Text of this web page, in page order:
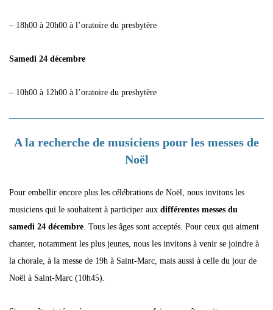
– 18h00 à 20h00 à l’oratoire du presbytère
Samedi 24 décembre
– 10h00 à 12h00 à l’oratoire du presbytère
A la recherche de musiciens pour les messes de
Noël
Pour embellir encore plus les célébrations de Noël, nous invitons les
musiciens qui le souhaitent à participer aux différentes messes du
samedi 24 décembre. Tous les âges sont acceptés. Pour ceux qui aiment
chanter, notamment les plus jeunes, nous les invitons à venir se joindre à
la chorale, à la messe de 19h à Saint-Marc, mais aussi à celle du jour de
Noël à Saint-Marc (10h45).